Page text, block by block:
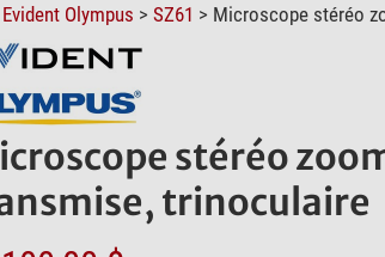
Evident Olympus > SZ61 > Microscope stéréo
stéréo
trinoculaire